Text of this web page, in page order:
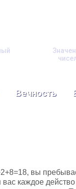
Вечность
вы
вас каждое